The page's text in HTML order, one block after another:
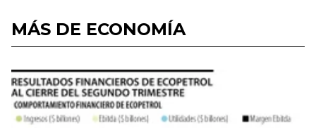
MÁS DE ECONOMÍA